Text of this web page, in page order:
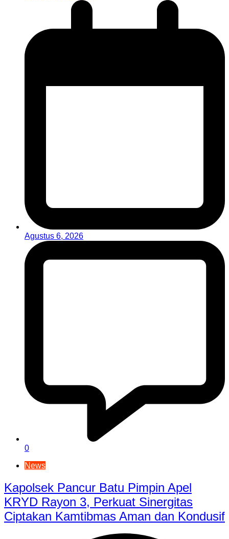
Agustus 6, 2026
0
News
Kapolsek Pancur Batu Pimpin Apel
KRYD Rayon 3, Perkuat Sinergitas
Ciptakan Kamtibmas Aman dan Kondusif